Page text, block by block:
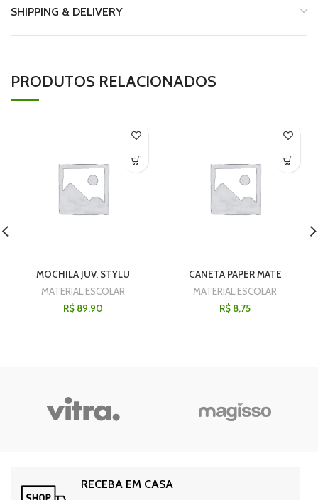
SHIPPING & DELIVERY
PRODUTOS RELACIONADOS
MOCHILA JUV. STYLU
MATERIAL ESCOLAR
R$ 89,90
CANETA PAPER MATE
MATERIAL ESCOLAR
R$ 8,75
RECEBA EM CASA